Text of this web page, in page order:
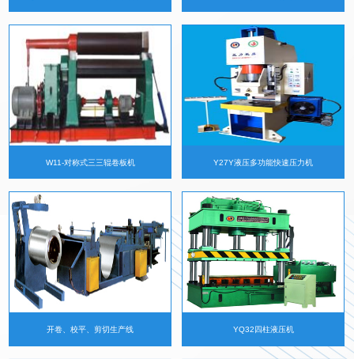
W11-对称式三三辊卷板机 Y27Y液压多功能快速压力机
开卷、校平、剪切生产线 YQ32四柱液压机